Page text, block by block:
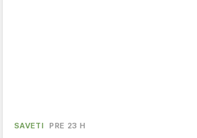
SAVETI PRE 23 H